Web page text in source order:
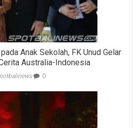
Anak Sekolah, FK Unud Gelar
Australia-Indonesia
0